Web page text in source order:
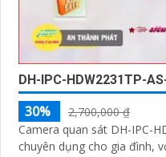
DH-IPC-HDW2231TP-
30%
2,700,000 ₫
Camera quan sát DH-IPC-
chuyên dụng cho gia đình,